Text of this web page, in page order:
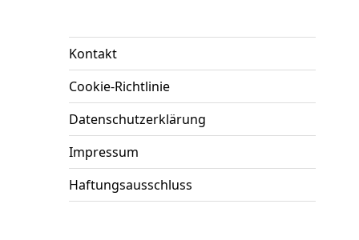
Kontakt
Cookie-Richtlinie
Datenschutzerklärung
Impressum
Haftungsausschluss